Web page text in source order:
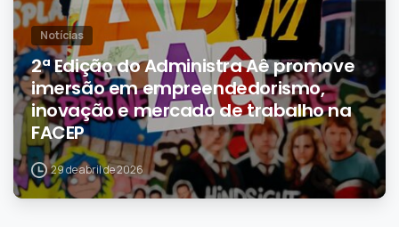
Notícias
2ª Edição do Administra Aê promove
imersão em empreendedorismo,
inovação e mercado de trabalho na
FACEP
29 de abril de 2026